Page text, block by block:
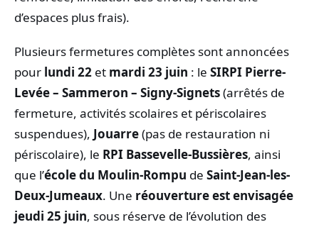
d’espaces plus frais).
Plusieurs fermetures complètes sont annoncées
pour lundi 22 et mardi 23 juin : le SIRPI Pierre-
Levée – Sammeron – Signy-Signets(arrêtés de
fermeture, activités scolaires et périscolaires
suspendues), Jouarre(pas de restauration ni
périscolaire), le RPI Bassevelle-Bussières, ainsi
que l’école du Moulin-Rompu de Saint-Jean-les-
Deux-Jumeaux. Une réouverture est envisagée
jeudi 25 juin, sous réserve de l’évolution des